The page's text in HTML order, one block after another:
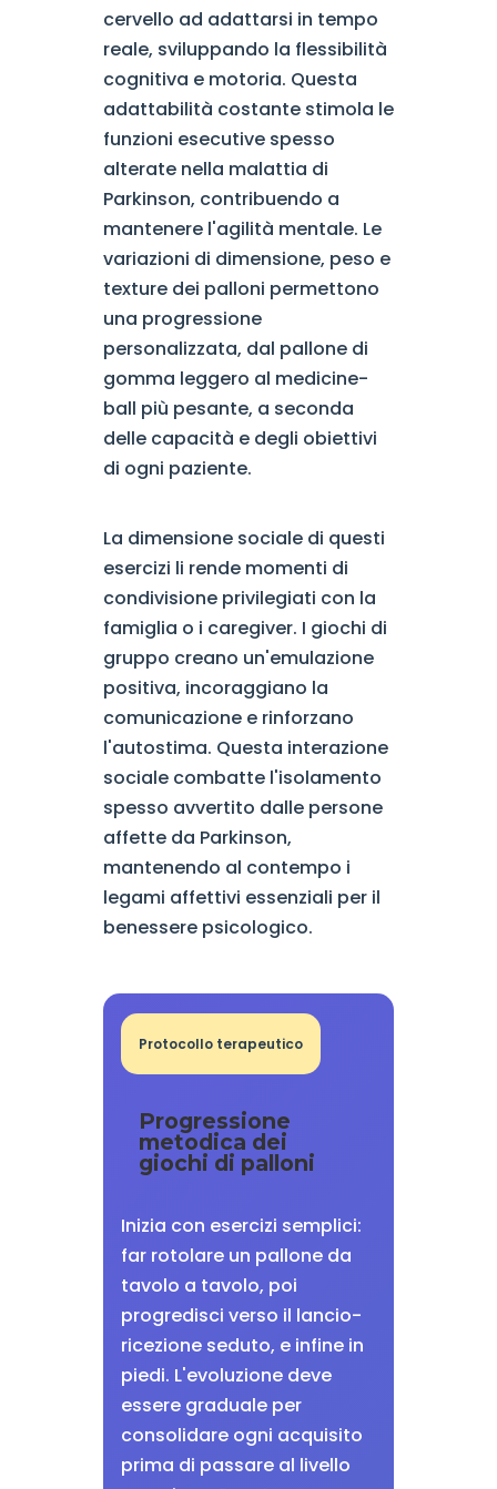
cervello ad adattarsi in tempo
reale, sviluppando la flessibilità
cognitiva e motoria. Questa
adattabilità costante stimola le
funzioni esecutive spesso
alterate nella malattia di
Parkinson, contribuendo a
mantenere l'agilità mentale. Le
variazioni di dimensione, peso e
texture dei palloni permettono
una progressione
personalizzata, dal pallone di
gomma leggero al medicine-
ball più pesante, a seconda
delle capacità e degli obiettivi
di ogni paziente.
La dimensione sociale di questi
esercizi li rende momenti di
condivisione privilegiati con la
famiglia o i caregiver. I giochi di
gruppo creano un'emulazione
positiva, incoraggiano la
comunicazione e rinforzano
l'autostima. Questa interazione
sociale combatte l'isolamento
spesso avvertito dalle persone
affette da Parkinson,
mantenendo al contempo i
legami affettivi essenziali per il
benessere psicologico.
Protocollo terapeutico
Progressione
metodica dei
giochi di palloni
Inizia con esercizi semplici:
far rotolare un pallone da
tavolo a tavolo, poi
progredisci verso il lancio-
ricezione seduto, e infine in
piedi. L'evoluzione deve
essere graduale per
consolidare ogni acquisito
prima di passare al livello